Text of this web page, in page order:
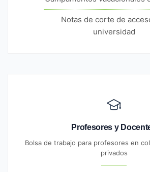
Notas de corte de
universidad
Profesores y
Bolsa de trabajo para profesores en
privados